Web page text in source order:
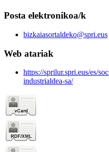
Posta elektronikoa/k
bizkaiasortaldeko@spri.eus
Web atariak
https://sprilur.spri.eus/es/
industrialdea-sa/